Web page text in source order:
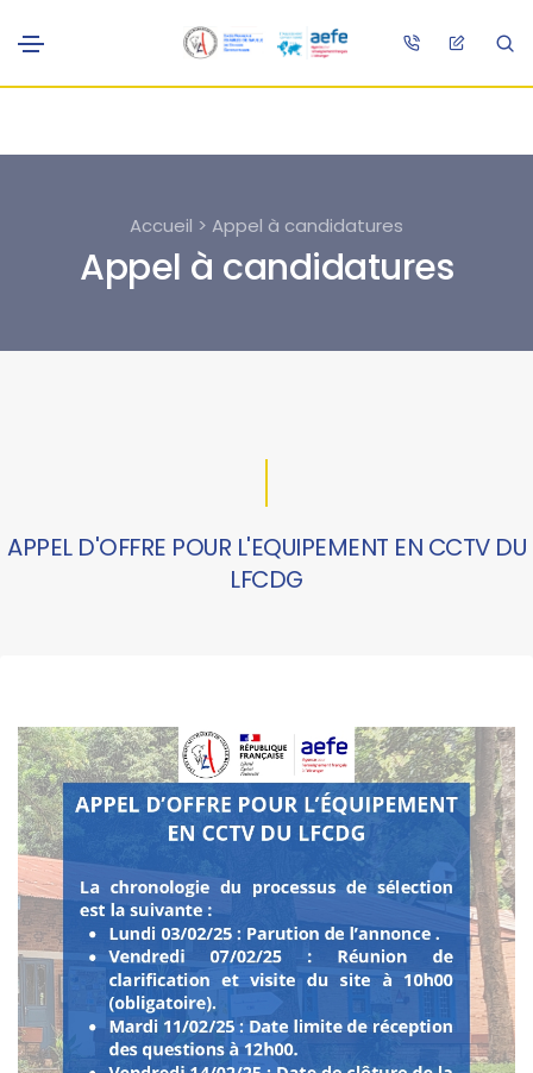
Accueil > Appel à candidatures
Appel à candidatures
APPEL D'OFFRE POUR L'EQUIPEMENT EN CCTV DU
LFCDG